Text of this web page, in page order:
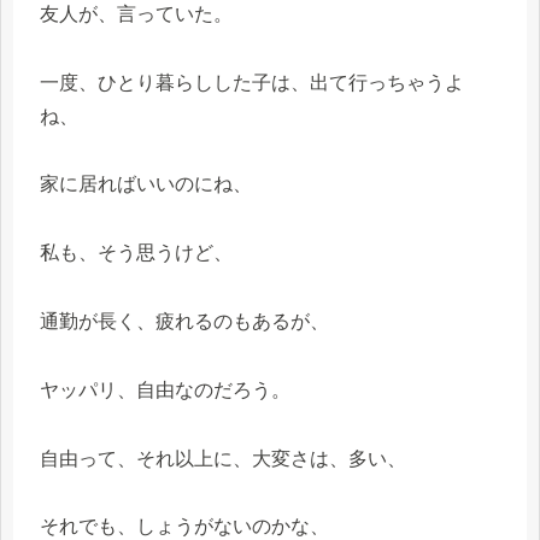
友人が、言っていた。
一度、ひとり暮らしした子は、出て行っちゃうよ
ね、
家に居ればいいのにね、
私も、そう思うけど、
通勤が長く、疲れるのもあるが、
ヤッパリ、自由なのだろう。
自由って、それ以上に、大変さは、多い、
それでも、しょうがないのかな、